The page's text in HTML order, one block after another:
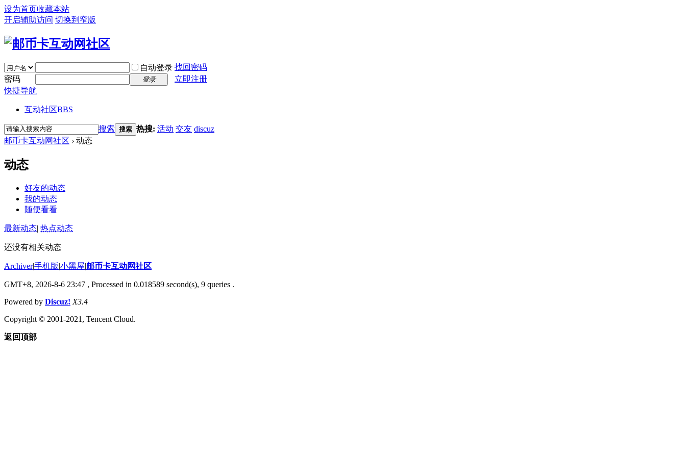
设为首页收藏本站
开启辅助访问 切换到窄版
自动登录 找回密码
密码
登录
立即注册
快捷导航
互动社区BBS
搜索 搜索 热搜: 活动 交友 discuz
邮币卡互动网社区 › 动态
动态
好友的动态
我的动态
随便看看
最新动态| 热点动态
还没有相关动态
Archiver|手机版|小黑屋|邮币卡互动网社区
GMT+8, 2026-8-6 23:47 , Processed in 0.018589 second(s), 9 queries .
Powered by Discuz! X3.4
Copyright © 2001-2021, Tencent Cloud.
返回顶部